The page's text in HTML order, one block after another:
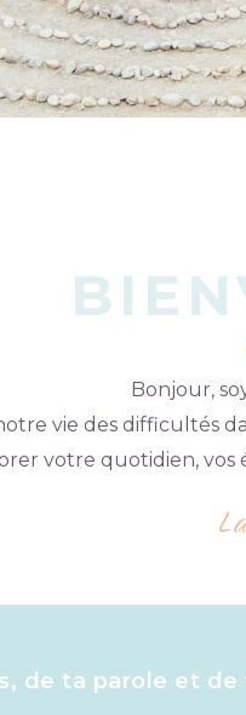
Bonjour,
vie des difficultés
votre quotidien,
de ta parole et